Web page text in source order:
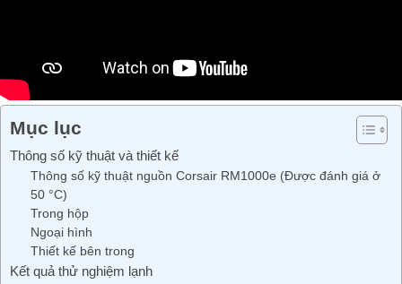
Mục lục
Thông số kỹ thuật và thiết kế
Thông số kỹ thuật nguồn Corsair RM1000e (Được đánh giá ở
50 °C)
Trong hộp
Ngoại hình
Thiết kế bên trong
Kết quả thử nghiệm lạnh